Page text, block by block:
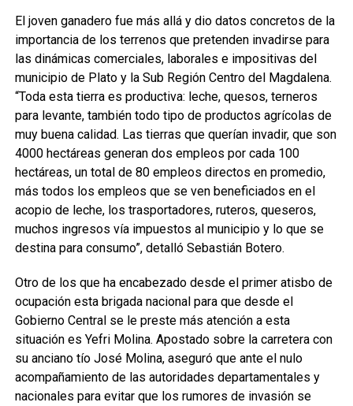
El joven ganadero fue más allá y dio datos concretos de la
importancia de los terrenos que pretenden invadirse para
las dinámicas comerciales, laborales e impositivas del
municipio de Plato y la Sub Región Centro del Magdalena.
“Toda esta tierra es productiva: leche, quesos, terneros
para levante, también todo tipo de productos agrícolas de
muy buena calidad. Las tierras que querían invadir, que son
4000 hectáreas generan dos empleos por cada 100
hectáreas, un total de 80 empleos directos en promedio,
más todos los empleos que se ven beneficiados en el
acopio de leche, los trasportadores, ruteros, queseros,
muchos ingresos vía impuestos al municipio y lo que se
destina para consumo”, detalló Sebastián Botero.
Otro de los que ha encabezado desde el primer atisbo de
ocupación esta brigada nacional para que desde el
Gobierno Central se le preste más atención a esta
situación es Yefri Molina. Apostado sobre la carretera con
su anciano tío José Molina, aseguró que ante el nulo
acompañamiento de las autoridades departamentales y
nacionales para evitar que los rumores de invasión se